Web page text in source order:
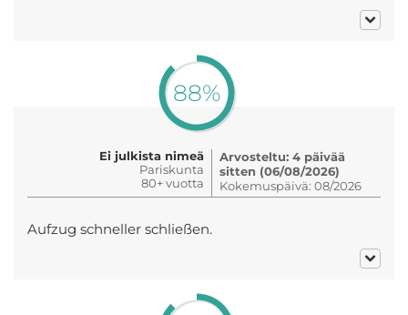
88%
Ei julkista nimeä
Pariskunta
80+ vuotta
Arvosteltu: 4 päivää
sitten (06/08/2026)
Kokemuspäivä: 08/2026
Aufzug schneller schließen.